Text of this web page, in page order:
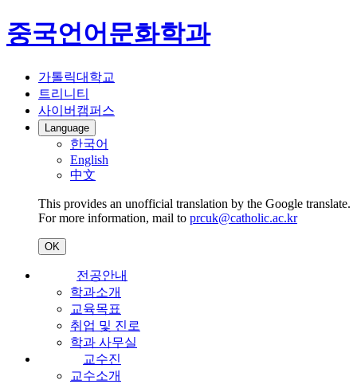
중국언어문화학과
가톨릭대학교
트리니티
사이버캠퍼스
Language
한국어
English
中文
This provides an unofficial translation by the Google translate.
For more information, mail to prcuk@catholic.ac.kr
OK
전공안내
학과소개
교육목표
취업 및 진로
학과 사무실
교수진
교수소개